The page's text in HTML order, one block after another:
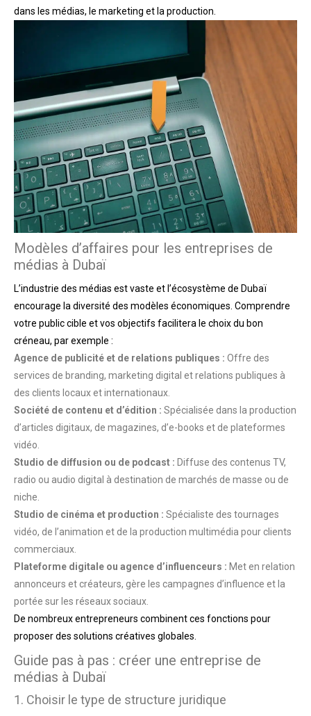
dans les médias, le marketing et la production.
Modèles d’affaires pour les entreprises de
médias à Dubaï
L’industrie des médias est vaste et l’écosystème de Dubaï
encourage la diversité des modèles économiques. Comprendre
votre public cible et vos objectifs facilitera le choix du bon
créneau, par exemple :
Agence de publicité et de relations publiques : Offre des
services de branding, marketing digital et relations publiques à
des clients locaux et internationaux.
Société de contenu et d’édition : Spécialisée dans la production
d’articles digitaux, de magazines, d’e-books et de plateformes
vidéo.
Studio de diffusion ou de podcast : Diffuse des contenus TV,
radio ou audio digital à destination de marchés de masse ou de
niche.
Studio de cinéma et production : Spécialiste des tournages
vidéo, de l’animation et de la production multimédia pour clients
commerciaux.
Plateforme digitale ou agence d’influenceurs : Met en relation
annonceurs et créateurs, gère les campagnes d’influence et la
portée sur les réseaux sociaux.
De nombreux entrepreneurs combinent ces fonctions pour
proposer des solutions créatives globales.
Guide pas à pas : créer une entreprise de
médias à Dubaï
1. Choisir le type de structure juridique